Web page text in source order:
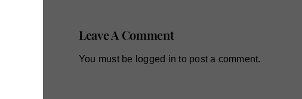
Leave A Comment
You must be logged in to post a comment.